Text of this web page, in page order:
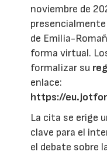
noviembre de
de Emilia-
forma virtual.
formalizar su
enlace:
https://
La cita se erige
clave para el
el debate sobre